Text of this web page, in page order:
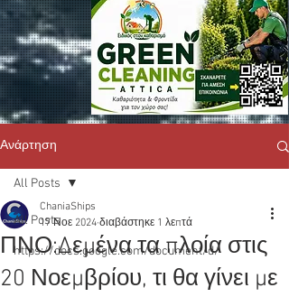
Ανάρτηση
All Posts
https://docs.google.com/document/d/
All Posts
ΠΝΟ:Δεμένα τα πλοία στις
20 Νοεμβρίου, τι θα γίνει με
ChaniaShips
17 Νοε 2024 διαβάστηκε 1 λεπτά